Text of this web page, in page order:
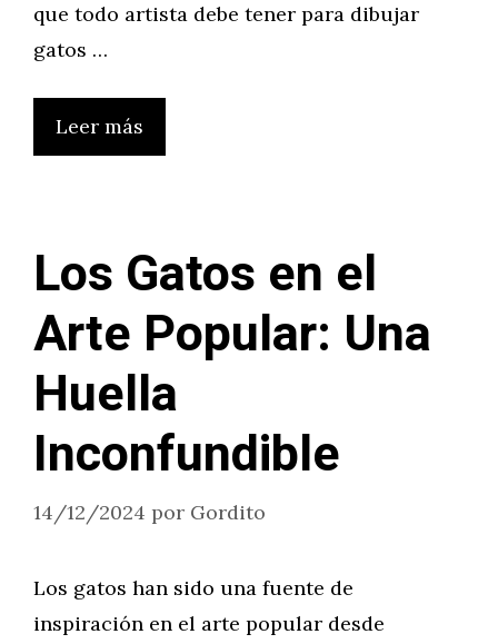
que todo artista debe tener para dibujar
gatos …
Leer más
Los Gatos en el
Arte Popular: Una
Huella
Inconfundible
14/12/2024 por Gordito
Los gatos han sido una fuente de
inspiración en el arte popular desde